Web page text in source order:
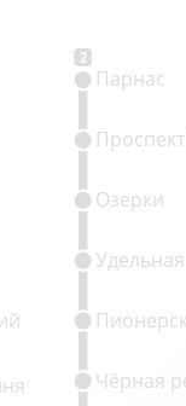
2
Чёрная
Удельная
Озерки
Парнас